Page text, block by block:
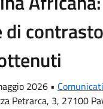
2026 • Comunicati
Petrarca, 3, 27100